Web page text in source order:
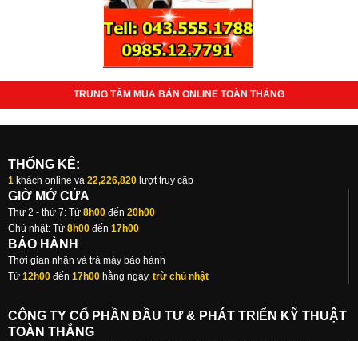
TRUNG TÂM MUA BÁN ONLINE TOÀN THẮNG
THỐNG KÊ:
1 khách online và 22,226,820 lượt truy cập
GIỜ MỞ CỬA
Thứ 2 - thứ 7: Từ 8h00 đến 20h00
Chủ nhật: Từ 8h00 đến 17h00
BẢO HÀNH
Thời gian nhận và trả máy bảo hành
Từ 12h00 đến 17h00 hằng ngày, trừ chủ nhật
CÔNG TY CỔ PHẦN ĐẦU TƯ & PHÁT TRIỂN KỸ THUẬT
TOÀN THẮNG